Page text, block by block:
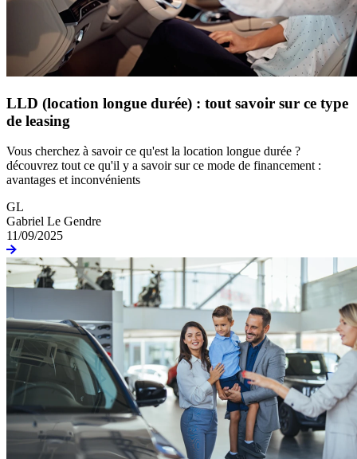
LLD (location longue durée) : tout savoir sur ce type
de leasing
Vous cherchez à savoir ce qu'est la location longue durée ?
découvrez tout ce qu'il y a savoir sur ce mode de financement :
avantages et inconvénients
GL
Gabriel Le Gendre
11/09/2025